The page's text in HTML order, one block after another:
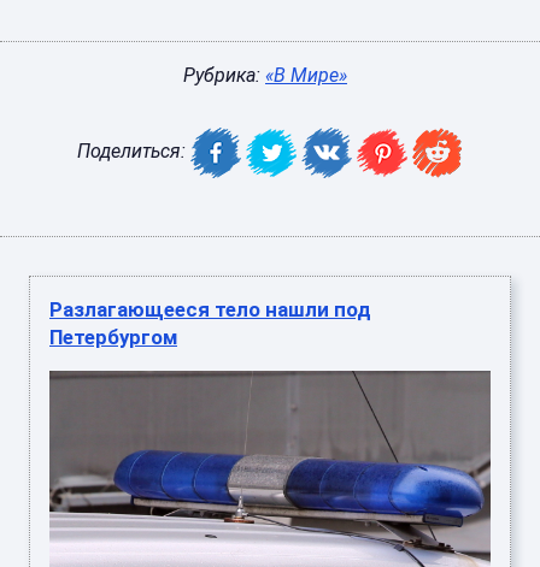
Рубрика: «В Мире»
Поделиться:
Разлагающееся тело нашли под
Петербургом